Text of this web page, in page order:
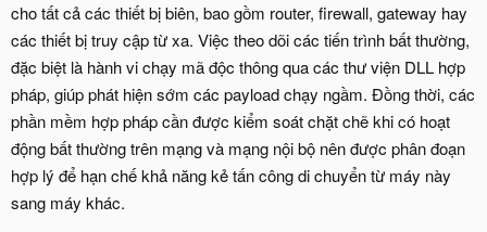
cho tất cả các thiết bị biên, bao gồm router, firewall, gateway hay
các thiết bị truy cập từ xa. Việc theo dõi các tiến trình bất thường,
đặc biệt là hành vi chạy mã độc thông qua các thư viện DLL hợp
pháp, giúp phát hiện sớm các payload chạy ngầm. Đồng thời, các
phần mềm hợp pháp cần được kiểm soát chặt chẽ khi có hoạt
động bất thường trên mạng và mạng nội bộ nên được phân đoạn
hợp lý để hạn chế khả năng kẻ tấn công di chuyển từ máy này
sang máy khác.